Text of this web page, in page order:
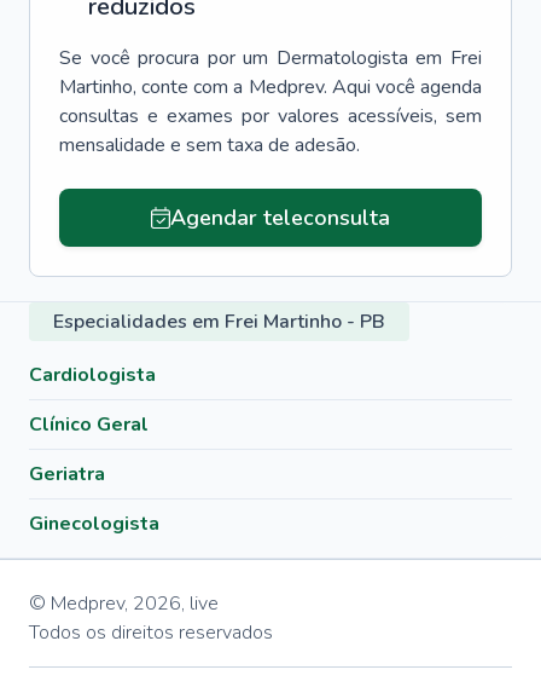
reduzidos
Se você procura por um Dermatologista em Frei
Martinho, conte com a Medprev. Aqui você agenda
consultas e exames por valores acessíveis, sem
mensalidade e sem taxa de adesão.
Agendar teleconsulta
Especialidades em Frei Martinho - PB
Cardiologista
Clínico Geral
Geriatra
Ginecologista
© Medprev, 2026, live
Todos os direitos reservados